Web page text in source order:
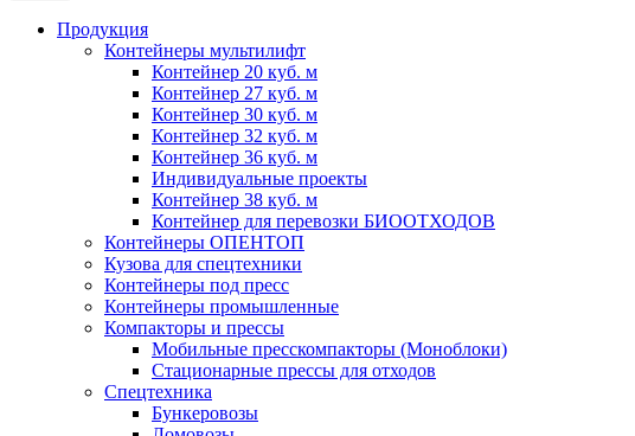
Продукция
Контейнеры мультилифт
Контейнер 20 куб. м
Контейнер 27 куб. м
Контейнер 30 куб. м
Контейнер 32 куб. м
Контейнер 36 куб. м
Индивидуальные проекты
Контейнер 38 куб. м
Контейнер для перевозки БИООТХОДОВ
Контейнеры ОПЕНТОП
Кузова для спецтехники
Контейнеры под пресс
Контейнеры промышленные
Компакторы и прессы
Мобильные пресскомпакторы (Моноблоки)
Стационарные прессы для отходов
Спецтехника
Бункеровозы